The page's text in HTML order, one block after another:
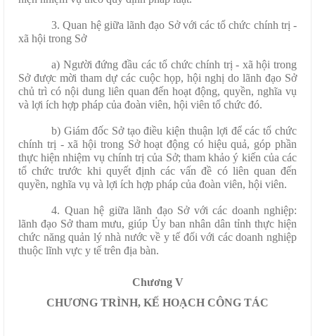
3. Quan hệ giữa lãnh đạo Sở với các tổ chức chính trị -
xã hội trong Sở
a) Người đứng đầu các tổ chức chính trị - xã hội trong
Sở được mời tham dự các cuộc họp, hội nghị do lãnh đạo Sở
chủ trì có nội dung liên quan đến hoạt động, quyền, nghĩa vụ
và lợi ích hợp pháp của đoàn viên, hội viên tổ chức đó.
b) Giám đốc Sở tạo điều kiện thuận lợi để các tổ chức
chính trị - xã hội trong Sở hoạt động có hiệu quả, góp phần
thực hiện nhiệm vụ chính trị của Sở; tham khảo ý kiến của các
tổ chức trước khi quyết định các vấn đề có liên quan đến
quyền, nghĩa vụ và lợi ích hợp pháp của đoàn viên, hội viên.
4. Quan hệ giữa lãnh đạo Sở với các doanh nghiệp:
lãnh đạo Sở tham mưu, giúp Ủy ban nhân dân tỉnh thực hiện
chức năng quản lý nhà nước về y tế đối với các doanh nghiệp
thuộc lĩnh vực y tế trên địa bàn.
Chương V
CHƯƠNG TRÌNH, KẾ HOẠCH CÔNG TÁC